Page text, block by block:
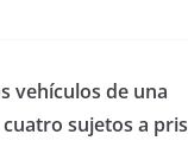
vehículos de una
sujetos a